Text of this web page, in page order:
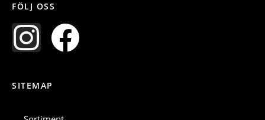
FÖLJ OSS
I
s
F
SITEMAP